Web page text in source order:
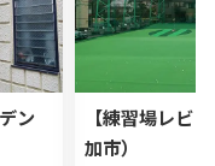
ン
【練習場レビ
加市）